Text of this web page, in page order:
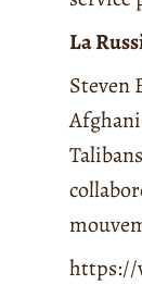
La
Steven
https://